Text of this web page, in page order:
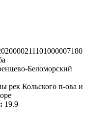
Беломорский
рек Кольского п-ова и
19.9